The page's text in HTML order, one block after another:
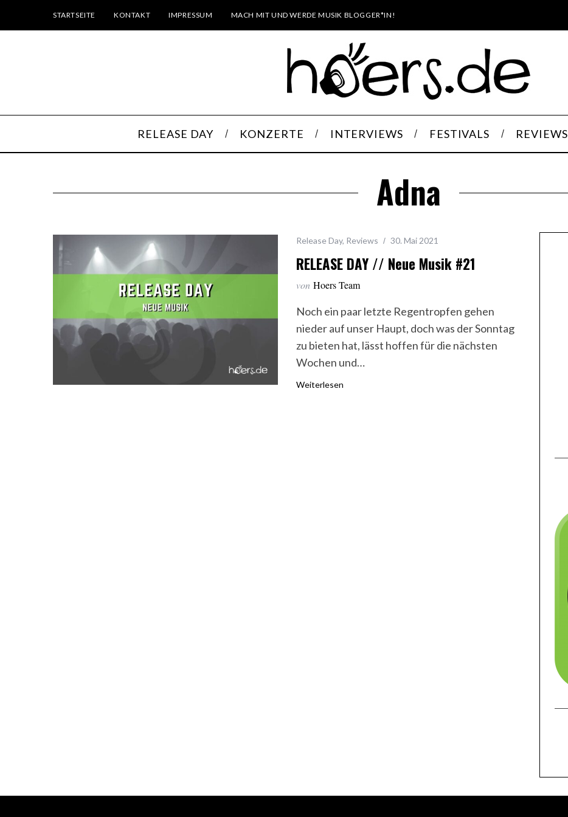
STARTSEITE KONTAKT IMPRESSUM MACH MIT UND WERDE MUSIK BLOGGER*IN!
RELEASE DAY KONZERTE INTERVIEWS FESTIVALS REVIEWS
Adna
Release Day, Reviews 30. Mai 2021
RELEASE DAY // Neue Musik #21
von Hoers Team
Noch ein paar letzte Regentropfen gehen
nieder auf unser Haupt, doch was der Sonntag
zu bieten hat, lässt hoffen für die nächsten
Wochen und…
Weiterlesen